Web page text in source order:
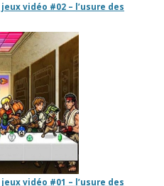
vidéo #02 – l’usure des
vidéo #01 – l’usure des